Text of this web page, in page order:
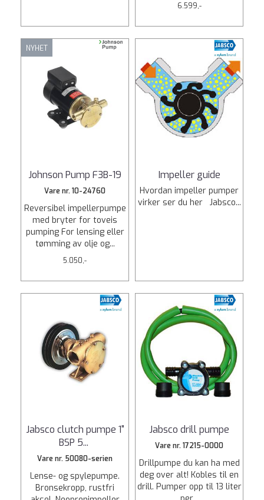
6.599,-
NYHET
Johnson Pump F3B-19
Vare nr. 10-24760
Reversibel impellerpumpe
med bryter for toveis
pumping For lensing eller
tømming av olje og...
5.050,-
Impeller guide
Hvordan impeller pumper
virker ser du her Jabsco...
Jabsco clutch pumpe 1"
BSP 5...
Vare nr. 50080-serien
Lense- og spylepumpe.
Bronsekropp, rustfri
Jabsco drill pumpe
Vare nr. 17215-0000
Drillpumpe du kan ha med
deg over alt! Kobles til en
drill. Pumper opp til 13 liter